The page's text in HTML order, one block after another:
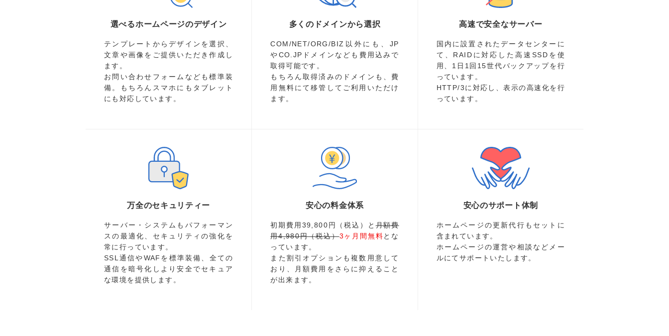
選べるホームページのデザイン
テンプレートからデザインを選択、
文章や画像をご提供いただき作成し
ます。
お問い合わせフォームなども標準装
備。もちろんスマホにもタブレット
にも対応しています。
多くのドメインから選択
COM/NET/ORG/BIZ以外にも、JP
やCO.JPドメインなども費用込みで
取得可能です。
もちろん取得済みのドメインも、費
用無料にて移管してご利用いただけ
ます。
高速で安全なサーバー
国内に設置されたデータセンターに
て、RAIDに対応した高速SSDを使
用、1日1回15世代バックアップを行
っています。
HTTP/3に対応し、表示の高速化を行
っています。
万全のセキュリティー
サーバー・システムもパフォーマン
スの最適化、セキュリティの強化を
常に行っています。
SSL通信やWAFを標準装備、全ての
通信を暗号化しより安全でセキュア
な環境を提供します。
安心の料金体系
初期費用39,800円（税込）と月額費
用4,980円（税込）3ヶ月間無料とな
っています。
また割引オプションも複数用意して
おり、月額費用をさらに抑えること
が出来ます。
安心のサポート体制
ホームページの更新代行もセットに
含まれています。
ホームページの運営や相談などメー
ルにてサポートいたします。